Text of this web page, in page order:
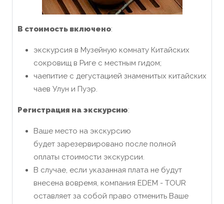
В стоимость включено:
экскурсия в Музейную комнату Китайских
сокровищ в Риге с местным гидом;
чаепитие с дегустацией знаменитых китайских
чаев Улун и Пуэр.
Регистрация на экскурсию:
Ваше место на экскурсию
будет зарезервировано после полной
оплаты стоимости экскурсии.
В случае, если указанная плата не будут
внесена вовремя, компания EDEM - TOUR
оставляет за собой право отменить Ваше